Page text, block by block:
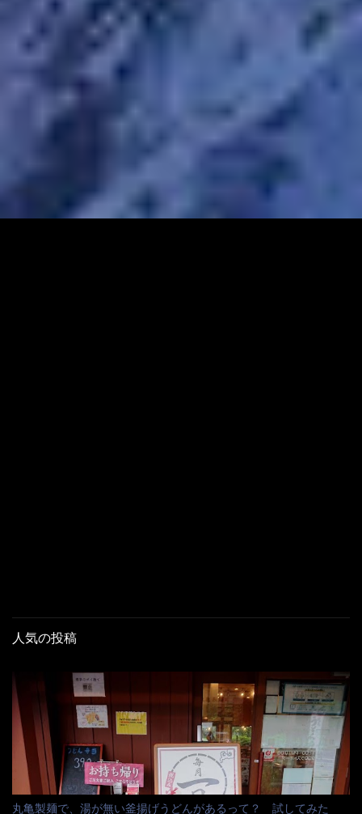
人気の投稿
丸亀製麺で、湯が無い釜揚げうどんがあるって？ 試してみた